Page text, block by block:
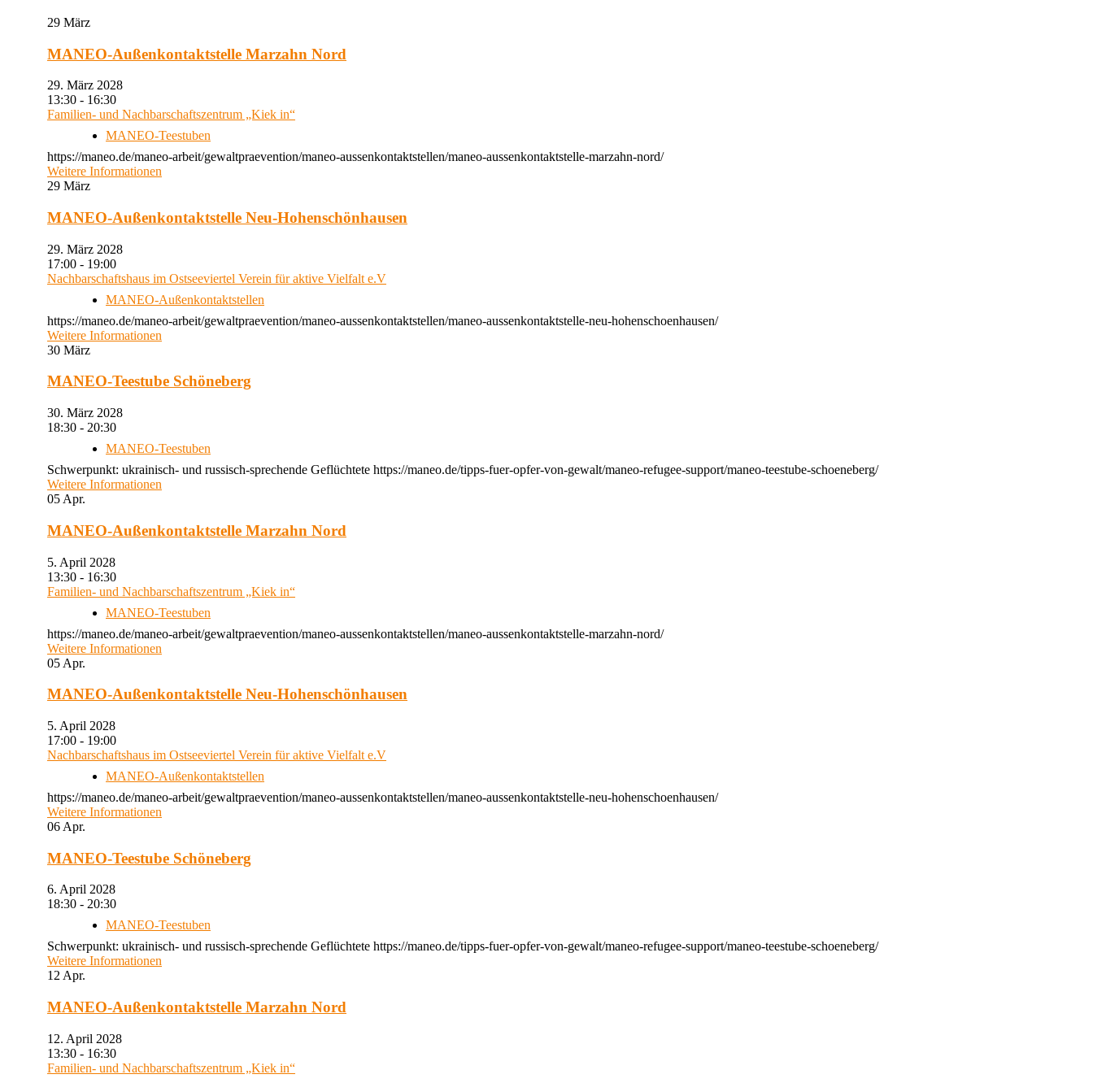
29 März
MANEO-Außenkontaktstelle Marzahn Nord
29. März 2028
13:30 - 16:30
Familien- und Nachbarschaftszentrum „Kiek in“
MANEO-Teestuben
https://maneo.de/maneo-arbeit/gewaltpraevention/maneo-aussenkontaktstellen/maneo-aussenkontaktstelle-marzahn-nord/
Weitere Informationen
29 März
MANEO-Außenkontaktstelle Neu-Hohenschönhausen
29. März 2028
17:00 - 19:00
Nachbarschaftshaus im Ostseeviertel Verein für aktive Vielfalt e.V
MANEO-Außenkontaktstellen
https://maneo.de/maneo-arbeit/gewaltpraevention/maneo-aussenkontaktstellen/maneo-aussenkontaktstelle-neu-hohenschoenhausen/
Weitere Informationen
30 März
MANEO-Teestube Schöneberg
30. März 2028
18:30 - 20:30
MANEO-Teestuben
Schwerpunkt: ukrainisch- und russisch-sprechende Geflüchtete https://maneo.de/tipps-fuer-opfer-von-gewalt/maneo-refugee-support/maneo-teestube-schoeneberg/
Weitere Informationen
05 Apr.
MANEO-Außenkontaktstelle Marzahn Nord
5. April 2028
13:30 - 16:30
Familien- und Nachbarschaftszentrum „Kiek in“
MANEO-Teestuben
https://maneo.de/maneo-arbeit/gewaltpraevention/maneo-aussenkontaktstellen/maneo-aussenkontaktstelle-marzahn-nord/
Weitere Informationen
05 Apr.
MANEO-Außenkontaktstelle Neu-Hohenschönhausen
5. April 2028
17:00 - 19:00
Nachbarschaftshaus im Ostseeviertel Verein für aktive Vielfalt e.V
MANEO-Außenkontaktstellen
https://maneo.de/maneo-arbeit/gewaltpraevention/maneo-aussenkontaktstellen/maneo-aussenkontaktstelle-neu-hohenschoenhausen/
Weitere Informationen
06 Apr.
MANEO-Teestube Schöneberg
6. April 2028
18:30 - 20:30
MANEO-Teestuben
Schwerpunkt: ukrainisch- und russisch-sprechende Geflüchtete https://maneo.de/tipps-fuer-opfer-von-gewalt/maneo-refugee-support/maneo-teestube-schoeneberg/
Weitere Informationen
12Apr.
MANEO-Außenkontaktstelle Marzahn Nord
12. April 2028
13:30 - 16:30
Familien- und Nachbarschaftszentrum „Kiek in“